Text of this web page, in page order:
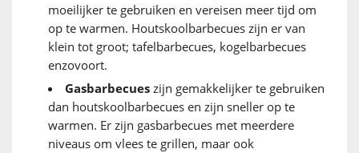
moeilijker te gebruiken en vereisen meer tijd om
op te warmen. Houtskoolbarbecues zijn er van
klein tot groot; tafelbarbecues, kogelbarbecues
enzovoort.
Gasbarbecues zijn gemakkelijker te gebruiken
dan houtskoolbarbecues en zijn sneller op te
warmen. Er zijn gasbarbecues met meerdere
niveaus om vlees te grillen, maar ook